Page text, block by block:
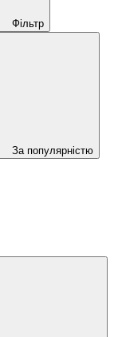
Фільтр
За популярністю